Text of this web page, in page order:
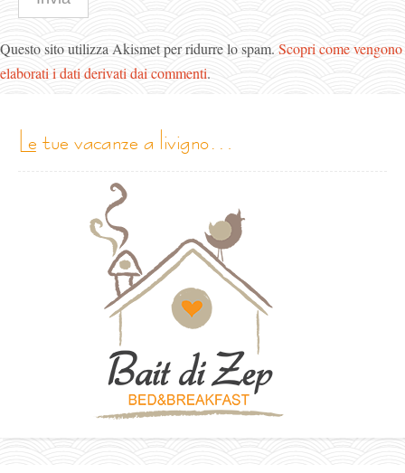
Questo sito utilizza Akismet per ridurre lo spam. Scopri come vengono
elaborati i dati derivati dai commenti.
le tue vacanze a livigno…